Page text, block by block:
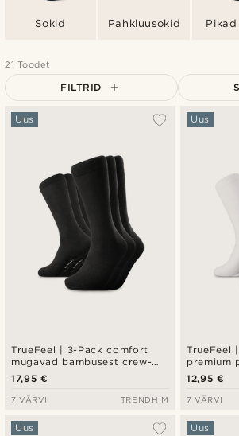
Sokid Pahkluusokid
21 Toodet
FILTRID
TrueFeel | 3-Pack comfort
mugavad bambusest crew-
sokid
Uus
17,95 €
7 VÄRVI TRENDHIM
TrueFeel
premium
sokid
Uus
12,95 €
7 VÄRVI
Uus Uus